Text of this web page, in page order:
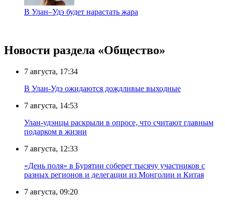
В Улан–Удэ будет нарастать жара
Новости раздела «Общество»
7 августа, 17:34
В Улан-Удэ ожидаются дождливые выходные
7 августа, 14:53
Улан-удэнцы раскрыли в опросе, что считают главным
подарком в жизни
7 августа, 12:33
«День поля» в Бурятии соберет тысячу участников с
разных регионов и делегации из Монголии и Китая
7 августа, 09:20